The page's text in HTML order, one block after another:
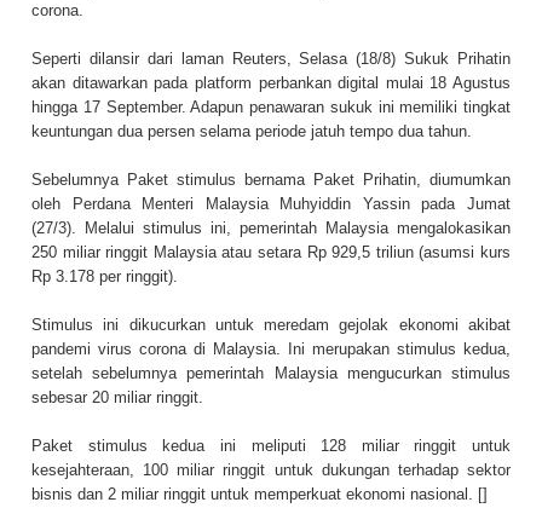
corona.
Seperti dilansir dari laman Reuters, Selasa (18/8) Sukuk Prihatin
akan ditawarkan pada platform perbankan digital mulai 18 Agustus
hingga 17 September. Adapun penawaran sukuk ini memiliki tingkat
keuntungan dua persen selama periode jatuh tempo dua tahun.
Sebelumnya Paket stimulus bernama Paket Prihatin, diumumkan
oleh Perdana Menteri Malaysia Muhyiddin Yassin pada Jumat
(27/3). Melalui stimulus ini, pemerintah Malaysia mengalokasikan
250 miliar ringgit Malaysia atau setara Rp 929,5 triliun (asumsi kurs
Rp 3.178 per ringgit).
Stimulus ini dikucurkan untuk meredam gejolak ekonomi akibat
pandemi virus corona di Malaysia. Ini merupakan stimulus kedua,
setelah sebelumnya pemerintah Malaysia mengucurkan stimulus
sebesar 20 miliar ringgit.
Paket stimulus kedua ini meliputi 128 miliar ringgit untuk
kesejahteraan, 100 miliar ringgit untuk dukungan terhadap sektor
bisnis dan 2 miliar ringgit untuk memperkuat ekonomi nasional. []